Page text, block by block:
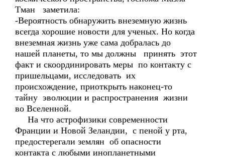
Тман заметила:
-Вероятность обнаружить внеземную жизнь
всегда хорошие новости для ученых. Но когда
внеземная жизнь уже сама добралась до
нашей планеты, то мы должны принять этот
факт и скоординировать меры по контакту с
пришельцами, исследовать их
происхождение, приоткрыть наконец-то
тайну эволюции и распространения жизни
во Вселенной.
На что астрофизики современности
Франции и Новой Зеландии, с пеной у рта,
предостерегали землян об опасности
контакта с любыми инопланетными